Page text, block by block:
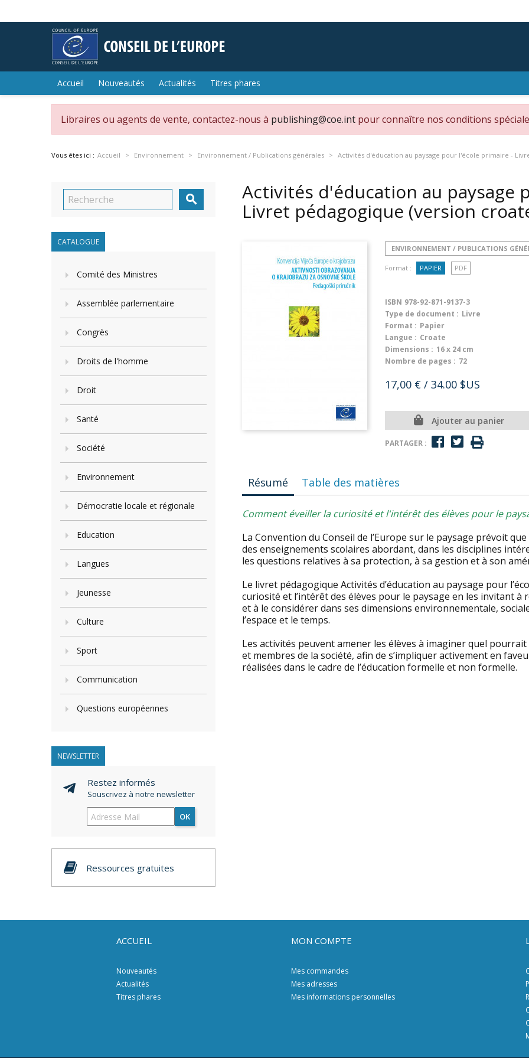
Accueil Nouveautés Actualités Titres phares
Libraires ou agents de vente, contactez-nous à publishing@coe.int pour connaître nos conditions
Vous êtes ici : Accueil Environnement Environnement / Publications générales Activités d'éducation au paysage pour l'école primaire -

CATALOGUE
Comité des Ministres
Assemblée parlementaire
Congrès
Droits de l'homme
Droit
Santé
Société
Environnement
Démocratie locale et régionale
Education
Langues
Jeunesse
Culture
Sport
Communication
Questions européennes
NEWSLETTER
Restez informés
Souscrivez à notre newsletter
OK
Ressources gratuites
Activités d'éducation au paysage
Livret pédagogique (version
ENVIRONNEMENT / PUBLICATIONS
Format : PAPIER PDF
ISBN 978-92-871-9137-3
Type de document : Livre
Format : Papier
Langue : Croate
Dimensions : 16 x 24 cm
Nombre de pages : 72
17,00 € / 34.00 $US
Ajouter au panier
PARTAGER :
Résumé Table des matières
Comment éveiller la curiosité et l'intérêt des élèves pour le
La Convention du Conseil de l’Europe sur le paysage prévoit
des enseignements scolaires abordant, dans les disciplines
les questions relatives à sa protection, à sa gestion et à son
Le livret pédagogique Activités d’éducation au paysage pour
curiosité et l’intérêt des élèves pour le paysage en les invitant à
et à le considérer dans ses dimensions environnementale,
l’espace et le temps.
Les activités peuvent amener les élèves à imaginer quel
et membres de la société, afin de s’impliquer activement en
réalisées dans le cadre de l’éducation formelle et non formelle.
ACCUEIL
Nouveautés
Actualités
Titres phares
MON COMPTE
Mes commandes
Mes adresses
Mes informations personnelles